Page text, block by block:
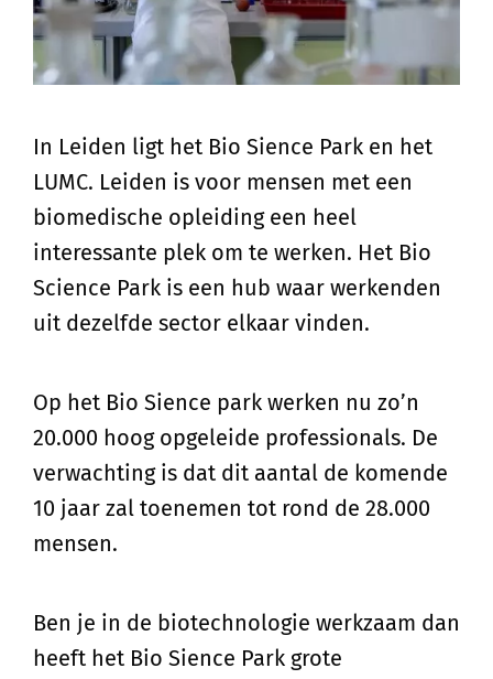
In Leiden ligt het Bio Sience Park en het
LUMC. Leiden is voor mensen met een
biomedische opleiding een heel
interessante plek om te werken. Het Bio
Science Park is een hub waar werkenden
uit dezelfde sector elkaar vinden.
Op het Bio Sience park werken nu zo’n
20.000 hoog opgeleide professionals. De
verwachting is dat dit aantal de komende
10 jaar zal toenemen tot rond de 28.000
mensen.
Ben je in de biotechnologie werkzaam dan
heeft het Bio Sience Park grote